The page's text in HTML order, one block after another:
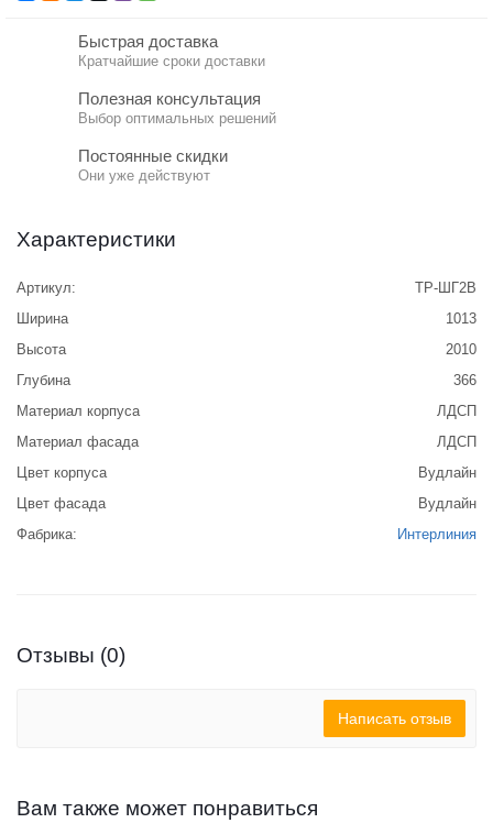
Быстрая доставка
Кратчайшие сроки доставки
Полезная консультация
Выбор оптимальных решений
Постоянные скидки
Они уже действуют
Характеристики
Артикул:
ТР-ШГ2В
Ширина
1013
Высота
2010
Глубина
366
Материал корпуса
ЛДСП
Материал фасада
ЛДСП
Цвет корпуса
Вудлайн
Цвет фасада
Вудлайн
Фабрика:
Интерлиния
Отзывы (0)
Написать отзыв
Вам также может понравиться